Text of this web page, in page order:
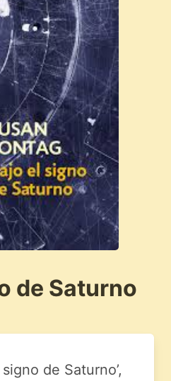
de Saturno
de Saturno’,